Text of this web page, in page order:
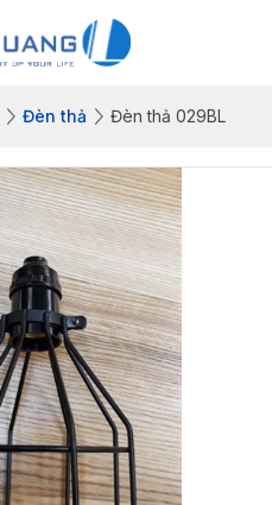
Đèn thả Đèn thả 029BL